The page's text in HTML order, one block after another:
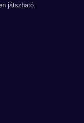
játszható.